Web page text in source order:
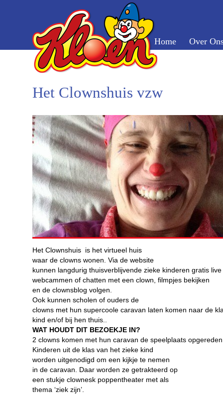
Home Over
Het Clownshuis vzw
Het Clownshuis is het virtueel huis
waar de clowns wonen. Via de website
kunnen langdurig thuisverblijvende zieke kinderen gratis live
webcammen of chatten met een clown, filmpjes bekijken
en de clownsblog volgen.
Ook kunnen scholen of ouders de
clowns met hun supercoole caravan laten komen naar de
kind en/of bij hen thuis..
WAT HOUDT DIT BEZOEKJE IN?
2 clowns komen met hun caravan de speelplaats
Kinderen uit de klas van het zieke kind
worden uitgenodigd om een kijkje te nemen
in de caravan. Daar worden ze getrakteerd op
een stukje clownesk poppentheater met als
thema ‘ziek zijn’.